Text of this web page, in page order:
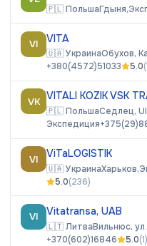
🇵🇱ПольшаГдыня,
VI VITA
🇺🇦УкраинаОбухов,
+380(4572)51033
5.0(
VK VITALI KOZIK VSK
🇵🇱ПольшаСедлец,
Экспедиция
VI ViTaLOGISTIK
🇺🇦УкраинаХарьков,
5.0(236)
VI Vitatransa, UAB
🇱🇹ЛитваВильнюс,
+370(602)16846
5.0(1)